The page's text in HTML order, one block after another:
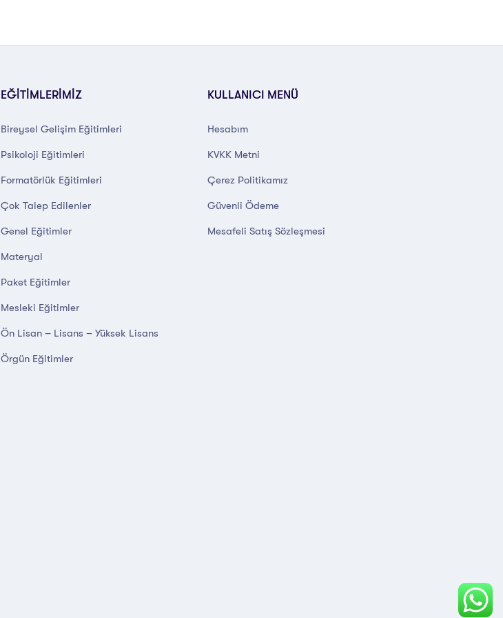
EĞİTİMLERİMİZ
Bireysel Gelişim Eğitimleri
Psikoloji Eğitimleri
Formatörlük Eğitimleri
Çok Talep Edilenler
Genel Eğitimler
Materyal
Paket Eğitimler
Mesleki Eğitimler
Ön Lisan – Lisans – Yüksek Lisans
Örgün Eğitimler
KULLANICI MENÜ
Hesabım
KVKK Metni
Çerez Politikamız
Güvenli Ödeme
Mesafeli Satış Sözleşmesi